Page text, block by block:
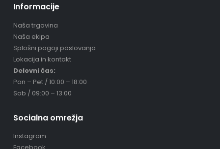
Informacije
Naša trgovina
Naša ekipa
Splošni pogoji poslovanja
Lokacija in kontakt
Delovni čas:
Pon – Pet / 10:00 – 18:00
Sob / 09:00 – 13:00
Socialna omrežja
Instagram